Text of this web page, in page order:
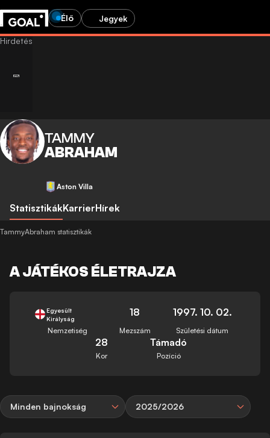
Élő Jegyek
TAMMY
ABRAHAM
Aston Villa
StatisztikákKarrierHírek
TammyAbraham statisztikák
A JÁTÉKOS ÉLETRAJZA
Egyesült
Királyság
Nemzetiség
18
Mezszám
1997. 10. 02.
Születési dátum
28
Kor
Támadó
Pozíció
Minden bajnokság 2025/2026